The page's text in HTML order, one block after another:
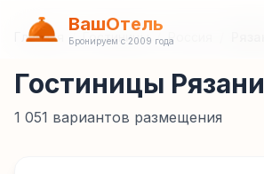
ВашОтель
Бронируем с 2009 года
Главная / Гостиницы / Россия
Гостиницы Рязани
1 051 вариантов размещения